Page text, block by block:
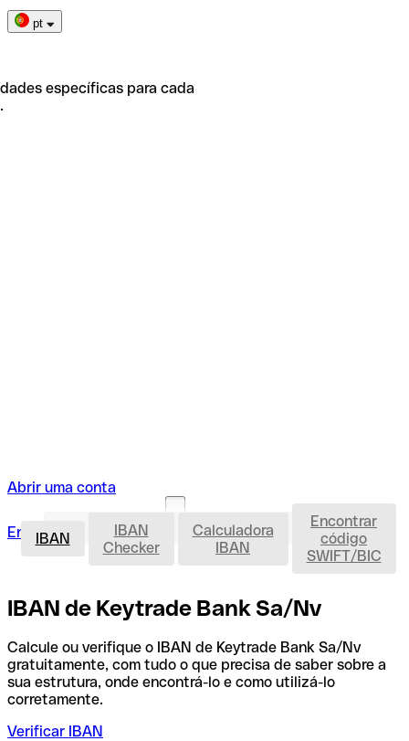
pt
específicas para cada
Abrir uma conta
Entrar Abrir uma conta IBAN
IBAN
IBAN
Checker
Calculadora
IBAN
Encontrar
código
SWIFT/BIC
IBAN de Keytrade Bank Sa/Nv
Calcule ou verifique o IBAN de Keytrade Bank Sa/Nv
gratuitamente, com tudo o que precisa de saber sobre a
sua estrutura, onde encontrá-lo e como utilizá-lo
corretamente.
Verificar IBAN